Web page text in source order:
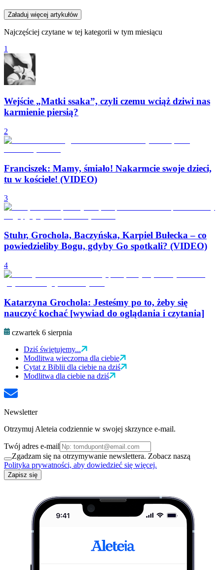
Załaduj więcej artykułów
Najczęściej czytane w tej kategorii w tym miesiącu
1
Wejście „Matki ssaka”, czyli czemu wciąż dziwi nas
karmienie piersią?
2
Franciszek: Mamy, śmiało! Nakarmcie swoje dzieci,
tu w kościele! (VIDEO)
3
Stuhr, Grochola, Baczyńska, Karpiel Bułecka – co
powiedzieliby Bogu, gdyby Go spotkali? (VIDEO)
4
Katarzyna Grochola: Jesteśmy po to, żeby się
nauczyć kochać [wywiad do oglądania i czytania]
czwartek 6 sierpnia
Dziś świętujemy...
Modlitwa wieczorna dla ciebie
Cytat z Biblii dla ciebie na dziś
Modlitwa dla ciebie na dziś
Newsletter
Otrzymuj Aleteia codziennie w swojej skrzynce e-mail.
Twój adres e-mail
Zgadzam się na otrzymywanie newslettera. Zobacz naszą
Polityka prywatności, aby dowiedzieć się więcej.
Zapisz się